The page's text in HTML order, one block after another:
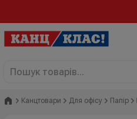
Головна
Канцтовари Для офісу Папір